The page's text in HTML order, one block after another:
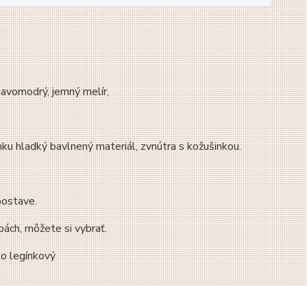
jemný melír,
hladký bavlnený materiál, zvnútra s kožušinkou.
môžete si vybrať.
legínkový